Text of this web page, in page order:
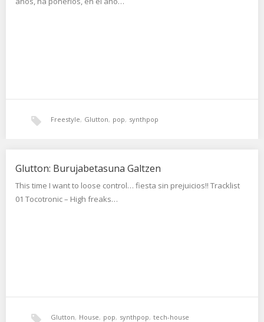
Freestyle, Glutton, pop, synthpop
Glutton: Burujabetasuna Galtzen
This time I want to loose control… fiesta sin prejuicios!! Tracklist
01 Tocotronic – High freaks…
Glutton, House, pop, synthpop, tech-house